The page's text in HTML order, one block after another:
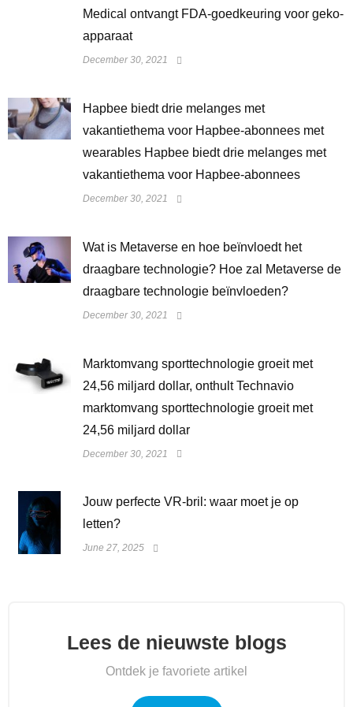
Medical ontvangt FDA-goedkeuring voor geko-
apparaat
December 30, 2021
Hapbee biedt drie melanges met
vakantiethema voor Hapbee-abonnees met
wearables Hapbee biedt drie melanges met
vakantiethema voor Hapbee-abonnees
December 30, 2021
Wat is Metaverse en hoe beïnvloedt het
draagbare technologie? Hoe zal Metaverse de
draagbare technologie beïnvloeden?
December 30, 2021
Marktomvang sporttechnologie groeit met
24,56 miljard dollar, onthult Technavio
marktomvang sporttechnologie groeit met
24,56 miljard dollar
December 30, 2021
Jouw perfecte VR-bril: waar moet je op
letten?
June 27, 2025
Lees de nieuwste blogs
Ontdek je favoriete artikel